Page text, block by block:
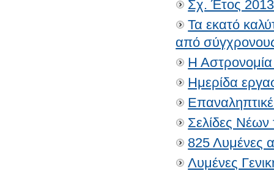
Σχ. Έτος
Τα εκατό
από
Η
Ημερίδα
Σελίδες Νέων
825 Λυμένες
Λυμένες